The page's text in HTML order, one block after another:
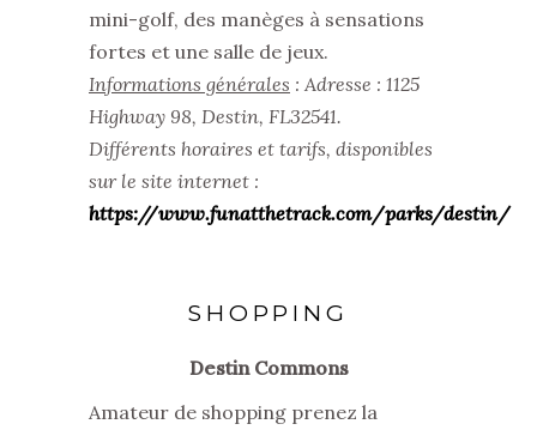
mini-golf, des manèges à sensations
fortes et une salle de jeux.
Informations générales : Adresse : 1125
Highway 98, Destin, FL32541.
Différents horaires et tarifs, disponibles
sur le site internet :
https://www.funatthetrack.com/parks/destin/
SHOPPING
Destin Commons
Amateur de shopping prenez la